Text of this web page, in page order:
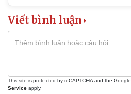
Viết bình luận
This site is protected by reCAPTCHA and the Google
Service apply.